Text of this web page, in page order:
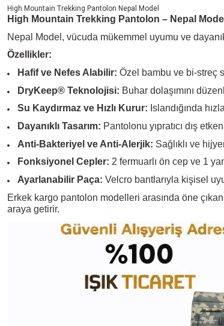
High Mountain Trekking Pantolon Nepal Model
High Mountain Trekking Pantolon – Nepal Model
Nepal Model, vücuda mükemmel uyumu ve
Özellikler:
Hafif ve Nefes Alabilir: Özel bambu ve bi-streç
DryKeep® Teknolojisi: Buhar dolaşımını
Su Kaydırmaz ve Hızlı Kurur: Islandığında
Dayanıklı Tasarım: Pantolonu yıpratıcı dış
Anti-Bakteriyel ve Anti-Alerjik: Sağlıklı ve
Fonksiyonel Cepler: 2 fermuarlı ön cep ve 1
Ayarlanabilir Paça: Velcro bantlarıyla kişisel
Erkek kargo pantolon modelleri arasında öne
araya getirir.